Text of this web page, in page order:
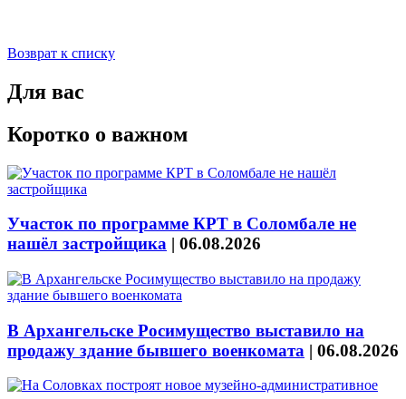
Возврат к списку
Для вас
Коротко о важном
Участок по программе КРТ в Соломбале не
нашёл застройщика | 06.08.2026
В Архангельске Росимущество выставило на
продажу здание бывшего военкомата | 06.08.2026